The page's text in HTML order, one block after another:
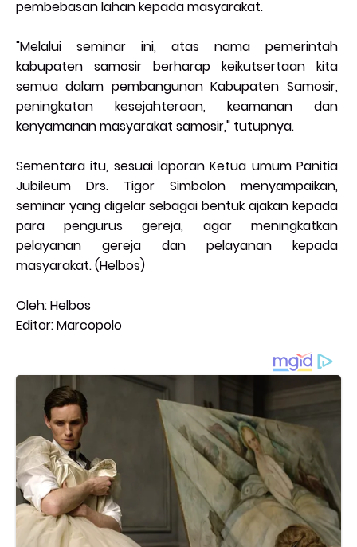
pembebasan lahan kepada masyarakat.
"Melalui seminar ini, atas nama pemerintah
kabupaten samosir berharap keikutsertaan kita
semua dalam pembangunan Kabupaten Samosir,
peningkatan kesejahteraan, keamanan dan
kenyamanan masyarakat samosir," tutupnya.
Sementara itu, sesuai laporan Ketua umum Panitia
Jubileum Drs. Tigor Simbolon menyampaikan,
seminar yang digelar sebagai bentuk ajakan kepada
para pengurus gereja, agar meningkatkan
pelayanan gereja dan pelayanan kepada
masyarakat. (Helbos)
Oleh: Helbos
Editor: Marcopolo